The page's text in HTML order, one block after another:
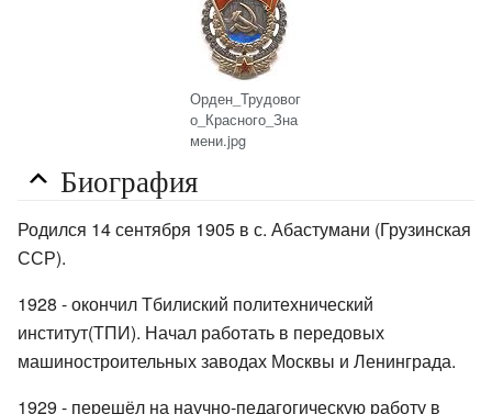
Орден_Трудовог
о_Красного_Зна
мени.jpg
Биография
Родился 14 сентября 1905 в с. Абастумани (Грузинская
ССР).
1928 - окончил Тбилиский политехнический
институт(ТПИ). Начал работать в передовых
машиностроительных заводах Москвы и Ленинграда.
1929 - перешёл на научно-педагогическую работу в